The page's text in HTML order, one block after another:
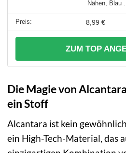
Nähen, Blau ...
8,99 €
ZUM TOP
Die Magie von
ein Stoff
Alcantara ist kein
ein High-Tech-Material, das